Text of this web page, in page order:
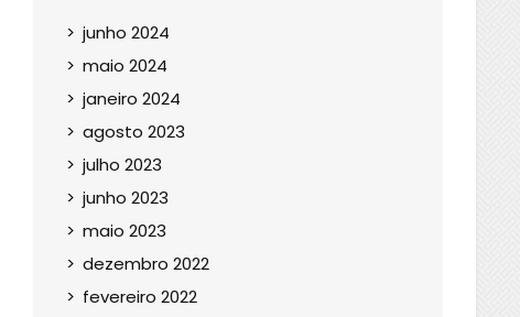
junho 2024
maio 2024
janeiro 2024
agosto 2023
julho 2023
junho 2023
maio 2023
dezembro 2022
fevereiro 2022